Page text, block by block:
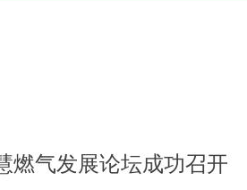
燃气发展论坛成功召开